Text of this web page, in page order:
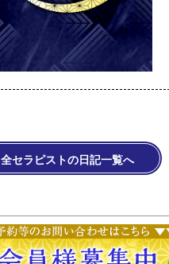
全セラピストの日記一覧へ